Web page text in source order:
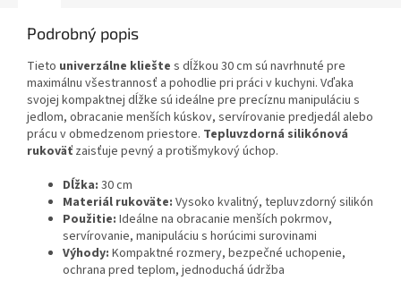
Podrobný popis
Tieto univerzálne kliešte s dĺžkou 30 cm sú navrhnuté pre
maximálnu všestrannosť a pohodlie pri práci v kuchyni. Vďaka
svojej kompaktnej dĺžke sú ideálne pre precíznu manipuláciu s
jedlom, obracanie menších kúskov, servírovanie predjedál alebo
prácu v obmedzenom priestore. Tepluvzdorná silikónová
rukoväť zaisťuje pevný a protišmykový úchop.
Dĺžka: 30 cm
Materiál rukoväte: Vysoko kvalitný, tepluvzdorný silikón
Použitie: Ideálne na obracanie menších pokrmov,
servírovanie, manipuláciu s horúcimi surovinami
Výhody: Kompaktné rozmery, bezpečné uchopenie,
ochrana pred teplom, jednoduchá údržba